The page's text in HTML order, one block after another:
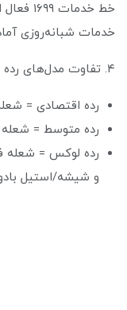
خدمات شبانه‌روزی
۴. تفاوت مدل‌های رده ۱ تا ۳ چیست؟
رده اقتصادی =
رده متوسط = شعله ۴٫۵ کیلووات و قطعات مستحکم‌تر
و شیشه/استیل